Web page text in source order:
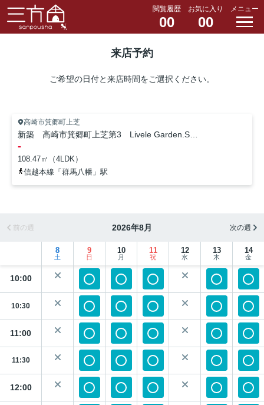
閲覧履歴
00
お気に入り
00
メニュー
来店予約
ご希望の日付と来店時間をご選択ください。
高崎市箕郷町上芝
新築 高崎市箕郷町上芝第3 Livele Garden.S １号棟
-
108.47㎡（4LDK）
信越本線「群馬八幡」駅
前の週 2026年8月 次の週
8
土
9
日
10
月
11
祝
12
水
13
木
14
金
10:00
10:30
11:00
11:30
12:00